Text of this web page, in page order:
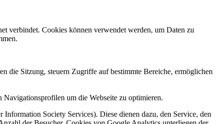
verbindet. Cookies können verwendet werden, um Daten zu
die Sitzung, steuern Zugriffe auf bestimmte Bereiche, ermöglichen
um die Webseite zu optimieren.
Society Services). Diese dienen dazu, den Service, den